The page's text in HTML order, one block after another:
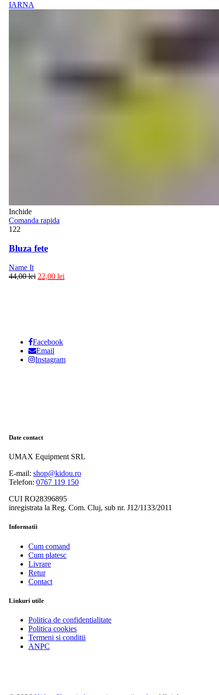
IARNA
Inchide
Comanda rapida
122
Bluza fete
Name It
44,00lei 22,00 lei
Facebook
Email
Instagram
Date contact
UMAX Equipment SRL
E-mail: shop@kidou.ro
Telefon: 0767 119 150
CUI RO28396895
inregistrata la Reg. Com. Cluj, sub nr. J12/1133/2011
Informatii
Cum comand
Cum platesc
Livrare
Retur
Contact
Linkuri utile
Politica de confidentialitate
Politica cookies
Termeni si conditii
ANPC